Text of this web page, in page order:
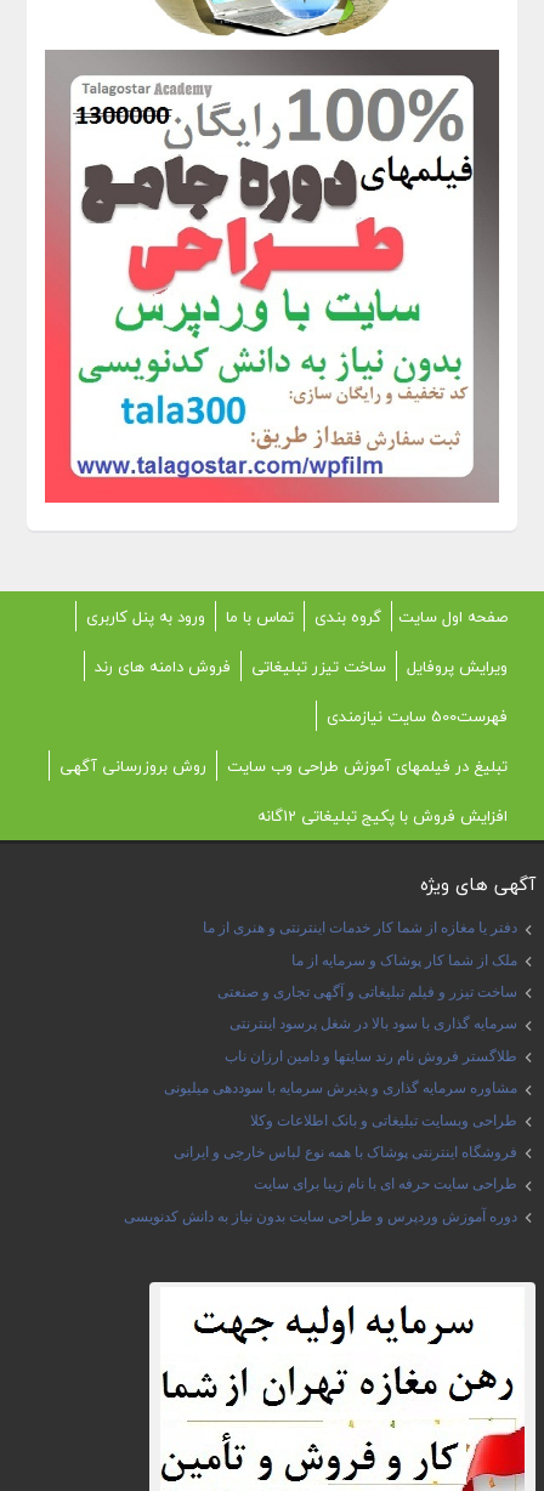
صفحه اول سایت گروه بندی تماس با ما
ورود به پنل کاربری
ویرایش پروفایل
ساخت تیزر تبلیغاتی
فروش دامنه های رند
فهرست500 سایت نیازمندی
تبلیغ در فیلمهای آموزش طراحی وب سایت
روش بروزرسانی آگهی
افزایش فروش با پکیج تبلیغاتی 12گانه
آگهی های ویژه
دفتر یا مغازه از شما کار خدمات اینترنتی و هنری از ما
ملک از شما کار پوشاک و سرمایه از ما
ساخت تیزر و فیلم تبلیغاتی و آگهی تجاری و صنعتی
سرمایه گذاری با سود بالا در شغل پرسود اینترنتی
طلاگستر فروش نام رند سایتها و دامین ارزان ناب
مشاوره سرمایه گذاری و پذیرش سرمایه با سوددهی میلیونی
طراحی وبسایت تبلیغاتی و بانک اطلاعات وکلا
فروشگاه اینترنتی پوشاک با همه نوع لباس خارجی و ایرانی
طراحی سایت حرفه ای با نام زیبا برای سایت
دوره آموزش وردپرس و طراحی سایت بدون نیاز به دانش کدنویسی